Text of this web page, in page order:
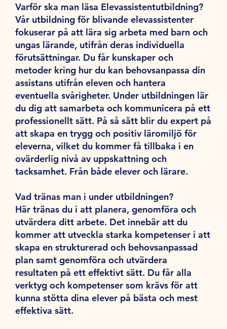
Varför ska man läsa Elevassistentutbildning?
Vår utbildning för blivande elevassistenter
fokuserar på att lära sig arbeta med barn och
ungas lärande, utifrån deras individuella
förutsättningar. Du får kunskaper och
metoder kring hur du kan behovsanpassa din
assistans utifrån eleven och hantera
eventuella svårigheter. Under utbildningen lär
du dig att samarbeta och kommunicera på ett
professionellt sätt. På så sätt blir du expert på
att skapa en trygg och positiv läromiljö för
eleverna, vilket du kommer få tillbaka i en
ovärderlig nivå av uppskattning och
tacksamhet. Från både elever och lärare.
Vad tränas man i under utbildningen?
Här tränas du i att planera, genomföra och
utvärdera ditt arbete. Det innebär att du
kommer att utveckla starka kompetenser i att
skapa en strukturerad och behovsanpassad
plan samt genomföra och utvärdera
resultaten på ett effektivt sätt. Du får alla
verktyg och kompetenser som krävs för att
kunna stötta dina elever på bästa och mest
effektiva sätt.